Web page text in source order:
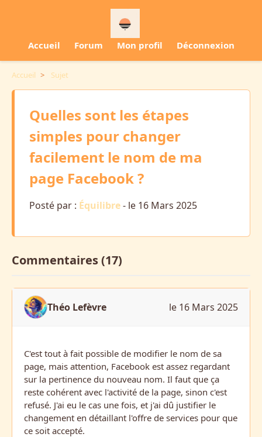
Accueil Forum Mon profil Déconnexion
Accueil > Sujet
Quelles sont les étapes
simples pour changer
facilement le nom de ma
page Facebook ?
Posté par : Équilibre- le 16 Mars 2025
Commentaires (17)
Théo Lefèvre le 16 Mars 2025
C'est tout à fait possible de modifier le nom de sa
page, mais attention, Facebook est assez regardant
sur la pertinence du nouveau nom. Il faut que ça
reste cohérent avec l'activité de la page, sinon c'est
refusé. J'ai eu le cas une fois, et j'ai dû justifier le
changement en détaillant l'offre de services pour que
ce soit accepté.